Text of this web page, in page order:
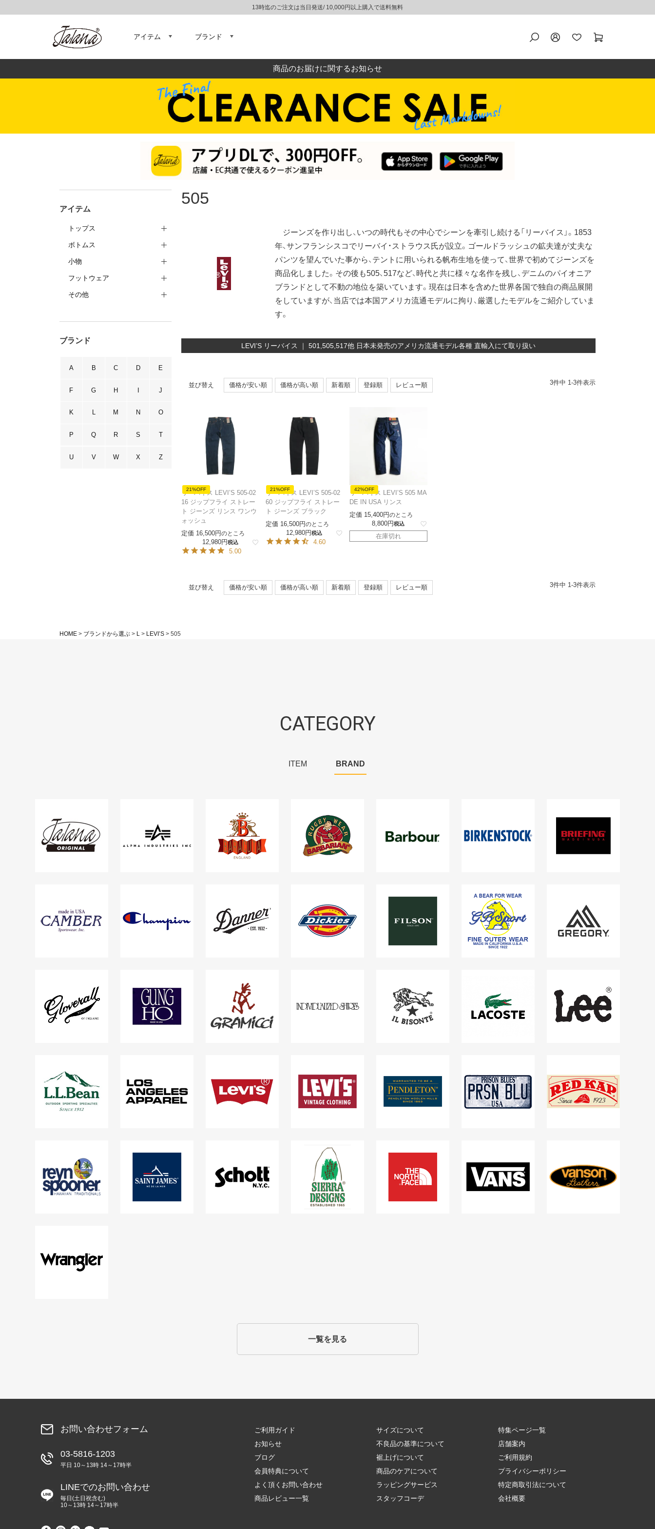
13時迄のご注文は当日発送/ 10,000円以上購入で送料無料
アイテム ブランド
商品のお届けに関するお知らせ
アイテム
トップス
ボトムス
小物
フットウェア
その他
ブランド
A B C D E
F G H I J
K L M N O
P Q R S T
U V W X Z
505
ジーンズを作り出し、いつの時代もその中心でシーンを牽引し続ける「リーバイス」。1853
年、サンフランシスコでリーバイ・ストラウス氏が設立。ゴールドラッシュの鉱夫達が丈夫な
パンツを望んでいた事から、テントに用いられる帆布生地を使って、世界で初めてジーンズを
商品化しました。その後も505、517など、時代と共に様々な名作を残し、デニムのパイオニア
ブランドとして不動の地位を築いています。現在は日本を含めた世界各国で独自の商品展開
をしていますが、当店では本国アメリカ流通モデルに拘り、厳選したモデルをご紹介していま
す。
LEVI’S リーバイス ｜ 501,505,517他 日本未発売のアメリカ流通モデル各種 直輸入にて取り扱い
並び替え 価格が安い順 価格が高い順 新着順 登録順 レビュー順 3件中 1-3件表示
21%OFF
リーバイス LEVI’S 505-02
16 ジップフライ ストレー
ト ジーンズ リンス ワンウ
ォッシュ
定価 16,500 のところ
12,980 税込
5.00
21%OFF
リーバイス LEVI’S 505-02
60 ジップフライ ストレー
ト ジーンズ ブラック
定価 16,500 のところ
12,980 税込
4.60
42%OFF
リーバイス LEVI’S 505 MA
DE IN USA リンス
定価 15,400 のところ
8,800 税込
在庫切れ
並び替え 価格が安い順 価格が高い順 新着順 登録順 レビュー順 3件中 1 -3件表示
HOME ブランドから選ぶ L LEVI’S 505
CATEGORY
ITEM BRAND
一覧を見る
お問い合わせフォーム
03-5816-1203
平日 10～13時 14～17時半
LINEでのお問い合わせ
毎日(土日祝含む)
10～13時 14～17時半
ご利用ガイド
お知らせ
ブログ
会員特典について
よく頂くお問い合わせ
商品レビュー一覧
サイズについて
不良品の基準について
裾上げについて
商品のケアについて
ラッピングサービス
スタッフコーデ
特集ページ一覧
店舗案内
ご利用規約
プライバシーポリシー
特定商取引法について
会社概要